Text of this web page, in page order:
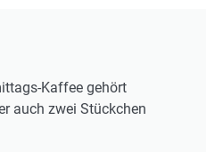
Kaffee gehört
auch zwei Stückchen